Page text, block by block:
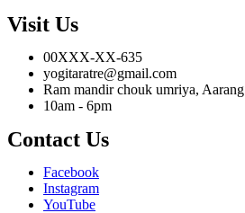
Visit Us
00XXX-XX-635
yogitaratre@gmail.com
Ram mandir chouk umriya, Aarang
10am - 6pm
Contact Us
Facebook
Instagram
YouTube